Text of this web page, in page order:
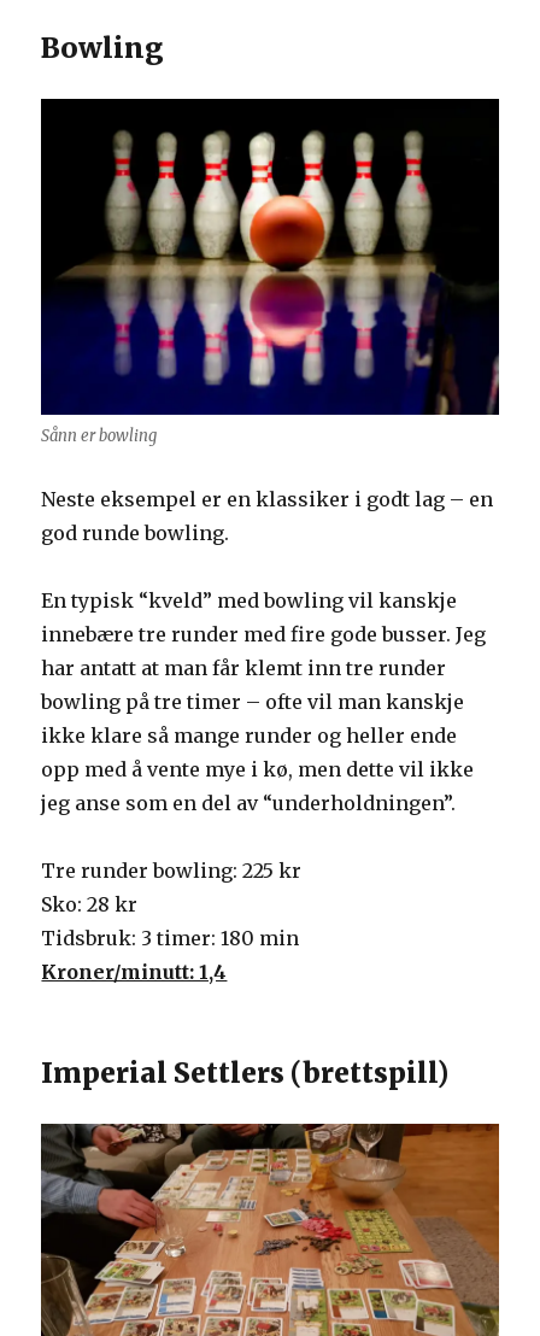
Bowling
Sånn er bowling
Neste eksempel er en klassiker i godt lag – en
god runde bowling.
En typisk “kveld” med bowling vil kanskje
innebære tre runder med fire gode busser. Jeg
har antatt at man får klemt inn tre runder
bowling på tre timer – ofte vil man kanskje
ikke klare så mange runder og heller ende
opp med å vente mye i kø, men dette vil ikke
jeg anse som en del av “underholdningen”.
Tre runder bowling: 225 kr
Sko: 28 kr
Tidsbruk: 3 timer: 180 min
Kroner/minutt: 1,4
Imperial Settlers (brettspill)